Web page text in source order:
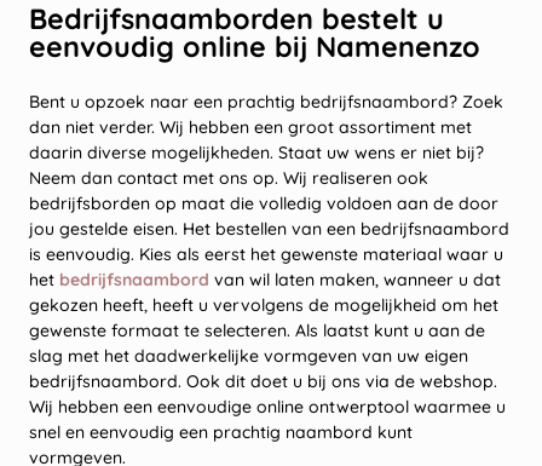
Bedrijfsnaamborden bestelt u
eenvoudig online bij Namenenzo
Bent u opzoek naar een prachtig bedrijfsnaambord? Zoek
dan niet verder. Wij hebben een groot assortiment met
daarin diverse mogelijkheden. Staat uw wens er niet bij?
Neem dan contact met ons op. Wij realiseren ook
bedrijfsborden op maat die volledig voldoen aan de door
jou gestelde eisen. Het bestellen van een bedrijfsnaambord
is eenvoudig. Kies als eerst het gewenste materiaal waar u
het bedrijfsnaambord van wil laten maken, wanneer u dat
gekozen heeft, heeft u vervolgens de mogelijkheid om het
gewenste formaat te selecteren. Als laatst kunt u aan de
slag met het daadwerkelijke vormgeven van uw eigen
bedrijfsnaambord. Ook dit doet u bij ons via de webshop.
Wij hebben een eenvoudige online ontwerptool waarmee u
snel en eenvoudig een prachtig naambord kunt
vormgeven.